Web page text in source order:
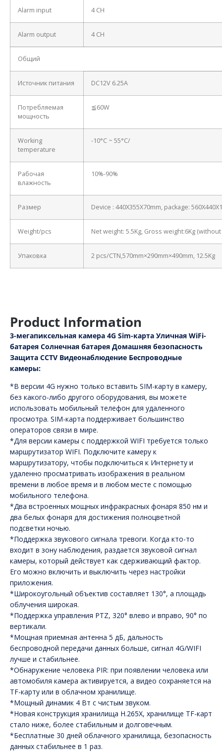
Alarm input 4 CH
Alarm output 4 CH
Общий
Источник питания DC12V 6.25A
Потребляемая
мощность
≦60W
Working
temperature
-10°C ~ 55°C/
Рабочая
влажность
10%-90%
Размер Device : 440X355X70mm, package:
Weight/pcs Net weight: 5.5Kg, Gross weight:6Kg (without
Упаковка 2 pcs/CTN,570mm×290mm×490mm, 12.5Kg
Product Information
3-мегапиксельная камера 4G Sim-карта Уличная WiFi-
батарея Солнечная батарея Домашняя безопасность
Защита CCTV Видеонаблюдение Беспроводные
камеры:
*В версии 4G нужно только вставить SIM-карту в камеру,
без какого-либо другого оборудования, вы можете
использовать мобильный телефон для удаленного
просмотра. SIM-карта поддерживает большинство
операторов связи в мире.
*Для версии камеры с поддержкой WIFI требуется только
маршрутизатор WIFI. Подключите камеру к
маршрутизатору, чтобы подключиться к Интернету и
удаленно просматривать изображения в реальном
времени в любое время и в любом месте с помощью
мобильного телефона.
*Два встроенных мощных инфракрасных фонаря 850 нм и
два белых фонаря для достижения полноцветной
подсветки ночью.
*Поддержка звукового сигнала тревоги. Когда кто-то
входит в зону наблюдения, раздается звуковой сигнал
камеры, который действует как сдерживающий фактор.
Его можно включить и выключить через настройки
приложения.
*Широкоугольный объектив составляет 130°, а площадь
облучения широкая.
*Поддержка управления PTZ, 320° влево и вправо, 90° по
вертикали.
*Мощная приемная антенна 5 дБ, дальность
беспроводной передачи данных больше, сигнал 4G/WIFI
лучше и стабильнее.
*Обнаружение человека PIR: при появлении человека или
автомобиля камера активируется, а видео сохраняется на
TF-карту или в облачном хранилище.
*Мощный динамик 4 Вт с чистым звуком.
*Новая конструкция хранилища H.265X, хранилище TF-карт
стало ниже, более стабильным и долговечным.
*Бесплатные 30 дней облачного хранилища, безопасность
данных стабильнее в 1 раз.